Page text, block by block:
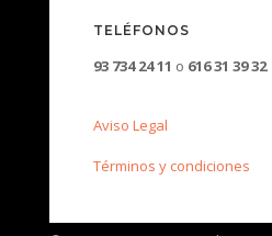
TELÉFONOS
93 734 24 11 o 616 31 39 32
Aviso Legal
Términos y condiciones